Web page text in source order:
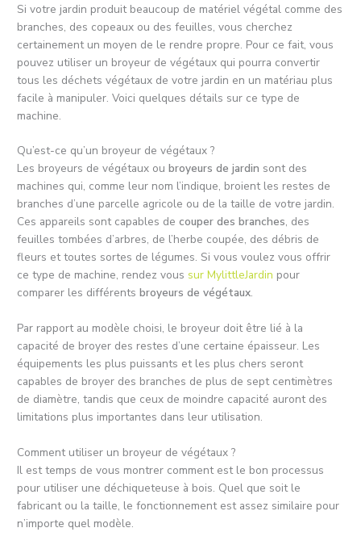
Si votre jardin produit beaucoup de matériel végétal comme des
branches, des copeaux ou des feuilles, vous cherchez
certainement un moyen de le rendre propre. Pour ce fait, vous
pouvez utiliser un broyeur de végétaux qui pourra convertir
tous les déchets végétaux de votre jardin en un matériau plus
facile à manipuler. Voici quelques détails sur ce type de
machine.
Qu’est-ce qu’un broyeur de végétaux ?
Les broyeurs de végétaux oubroyeurs de jardin sont des
machines qui, comme leur nom l’indique, broient les restes de
branches d’une parcelle agricole ou de la taille de votre jardin.
Ces appareils sont capables decouper des branches, des
feuilles tombées d’arbres, de l’herbe coupée, des débris de
fleurs et toutes sortes de légumes. Si vous voulez vous offrir
ce type de machine, rendez vous sur MylittleJardin pour
comparer les différentsbroyeurs de végétaux.
Par rapport au modèle choisi, le broyeur doit être lié à la
capacité de broyer des restes d’une certaine épaisseur. Les
équipements les plus puissants et les plus chers seront
capables de broyer des branches de plus de sept centimètres
de diamètre, tandis que ceux de moindre capacité auront des
limitations plus importantes dans leur utilisation.
Comment utiliser un broyeur de végétaux ?
Il est temps de vous montrer comment est le bon processus
pour utiliser une déchiqueteuse à bois. Quel que soit le
fabricant ou la taille, le fonctionnement est assez similaire pour
n’importe quel modèle.